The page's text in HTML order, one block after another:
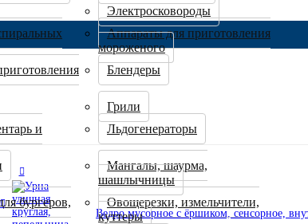
Электросковороды
Аппараты для приготовления
мороженого
Блендеры
Грили
и
Льдогенераторы
Мангалы, шаурма,
шашлычницы
бургеров,
Овощерезки, измельчители,
куттеры
Ведро мусорное с ёршиком, сенсорное,